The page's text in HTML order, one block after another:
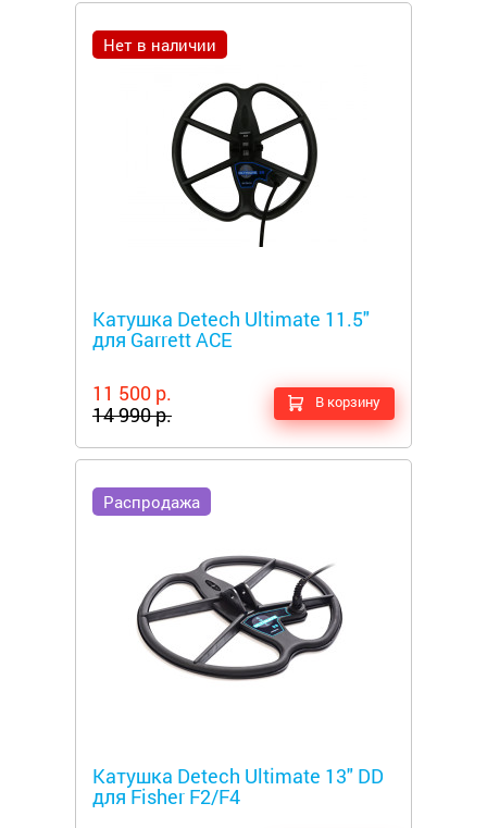
Нет в наличии
Катушка Detech Ultimate 11.5"
для Garrett ACE
11 500 р.
14 990 р.
В корзину
Распродажа
Катушка Detech Ultimate 13" DD
для Fisher F2/F4